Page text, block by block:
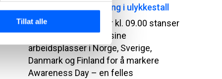
Tillat alle
gang – tydelig nedgang i ulykkestall
Onsdag 3. september kl. 09.00 stanser
NCC arbeidet på alle sine
arbeidsplasser i Norge, Sverige,
Danmark og Finland for å markere
Awareness Day – en felles